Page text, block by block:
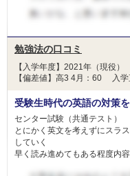
勉強法の口コミ
【入学年度】2021年（現役）
【偏差値】高3 4月：60 入学
受験生時代の英語の対策
センター試験（共通テスト）
とにかく英文を考えずにスラ
していく
早く読み進めてもある程度内